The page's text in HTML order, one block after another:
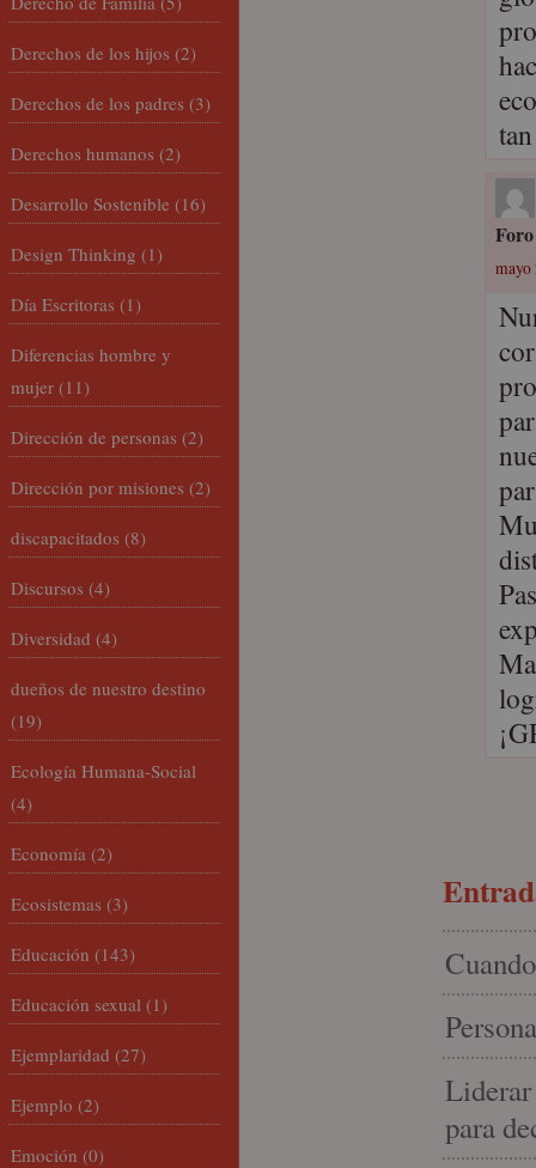
mayo
para
Derechos de los hijos (2)
Derechos de los padres (3)
Derechos humanos (2)
Desarrollo Sostenible (16)
Design Thinking (1)
Día Escritoras (1)
Diferencias hombre y
mujer (11)
Dirección de personas (2)
Dirección por misiones (2)
discapacitados (8)
Discursos (4)
Diversidad (4)
dueños de nuestro destino
(19)
Ecología Humana-Social
(4)
Economía (2)
Ecosistemas (3)
Educación (143)
Educación sexual (1)
Ejemplaridad (27)
Ejemplo (2)
Emoción (0)